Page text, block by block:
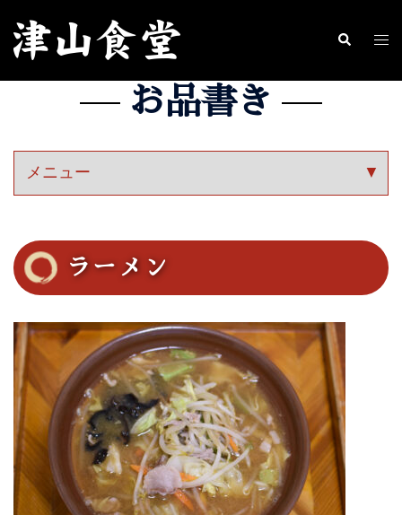
ン
へ
キ
プ
検
ト
ニ
ュ
ー
お品書き
ラーメン